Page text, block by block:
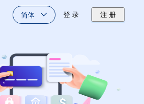
简体 登 录 注 册